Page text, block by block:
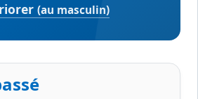
(au masculin)